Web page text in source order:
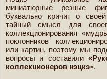
миниатюрные резные
буквально кричит о
тайный смысл для
коллекционирования
поклонников
или картин, поэтому мы
вопросы и составили
коллекционеров нэцкэ».